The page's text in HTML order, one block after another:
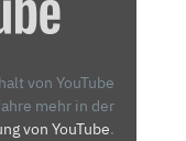
von YouTube
mehr in der
von YouTube.